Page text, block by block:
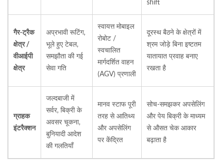
shift
गैर-ट्रैक
क्षेत्र /
वीआईपी
क्षेत्र
अप्रभावी रूटिंग,
भूले हुए टेबल,
समझौता की गई
सेवा गति
स्वायत्त मोबाइल
रोबोट /
स्वचालित
मार्गदर्शित वाहन
(AGV) प्रणाली
दूरस्थ बैठने के क्षेत्रों में
श्रम जोड़े बिना इष्टतम
यातायात प्रवाह बनाए
रखता है
ग्राहक
इंटरैक्शन
जल्दबाजी में
सर्वर, बिक्री के
अवसर चूकना,
बुनियादी आदेश
की गलतियाँ
मानव स्टाफ पूरी
तरह से आतिथ्य
और अपसेलिंग
पर केंद्रित
सोच-समझकर अपसेलिंग
और पेय बिक्री के माध्यम
से औसत चेक आकार
बढ़ाता है